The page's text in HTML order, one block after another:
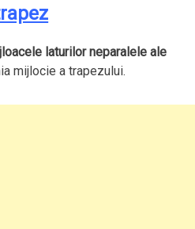
laturilor neparalele ale
mijlocie a trapezului.